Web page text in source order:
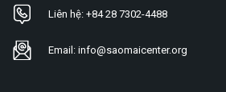
Liên hệ: +84 28 7302-4488
Email: info@saomaicenter.org